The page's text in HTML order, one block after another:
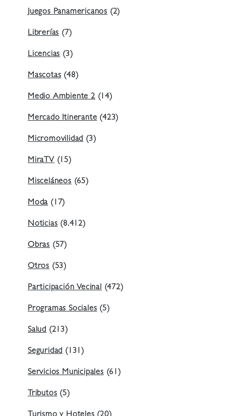
Juegos Panamericanos (2)
Librerías (7)
Licencias (3)
Mascotas (48)
Medio Ambiente 2(14)
Mercado Itinerante (423)
Micromovilidad (3)
MiraTV (15)
Misceláneos (65)
Moda (17)
Noticias (8.412)
Obras (57)
Otros (53)
Participación Vecinal (472)
Programas Sociales (5)
Salud (213)
Seguridad (131)
Servicios Municipales (61)
Tributos (5)